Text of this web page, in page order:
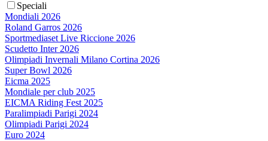
Speciali
Mondiali 2026
Roland Garros 2026
Sportmediaset Live Riccione 2026
Scudetto Inter 2026
Olimpiadi Invernali Milano Cortina 2026
Super Bowl 2026
Eicma 2025
Mondiale per club 2025
EICMA Riding Fest 2025
Paralimpiadi Parigi 2024
Olimpiadi Parigi 2024
Euro 2024